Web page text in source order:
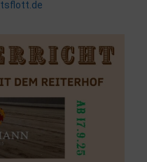
ed.tt
olfst